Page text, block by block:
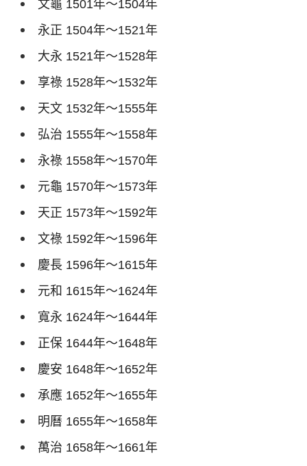
文龜 1501年～1504年
永正 1504年～1521年
大永 1521年～1528年
享祿 1528年～1532年
天文 1532年～1555年
弘治 1555年～1558年
永祿 1558年～1570年
元龜 1570年～1573年
天正 1573年～1592年
文祿 1592年～1596年
慶長 1596年～1615年
元和 1615年～1624年
寬永 1624年～1644年
正保 1644年～1648年
慶安 1648年～1652年
承應 1652年～1655年
明曆 1655年～1658年
萬治 1658年～1661年